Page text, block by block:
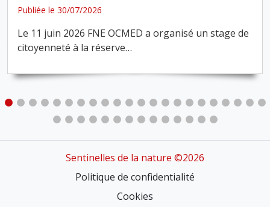
Publiée le 30/07/2026
Le 11 juin 2026 FNE OCMED a organisé un stage de
citoyenneté à la réserve…
Sentinelles de la nature ©2026
Politique de confidentialité
Cookies